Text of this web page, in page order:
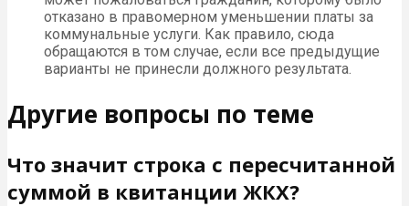
отказано в правомерном уменьшении платы за
коммунальные услуги. Как правило, сюда
обращаются в том случае, если все предыдущие
варианты не принесли должного результата.
Другие вопросы по теме
Что значит строка с пересчитанной
суммой в квитанции ЖКХ?